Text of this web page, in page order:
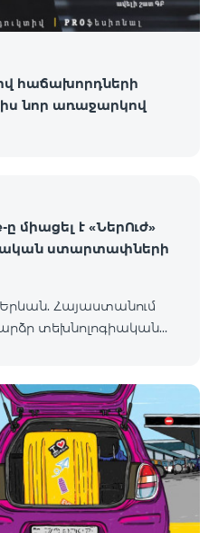
կապերի մասնագետի
հաճախորդների
նոր առաջարկով
միացել է «ՆերՈւժ»
ստարտափների
Երևան. Հայաստանում
տեխնոլոգիական
իրականացվող
Ծրագրի հիմնական
տաղանդավոր
ներգրավումը,
ինչպես նաև
էկոհամակարգի